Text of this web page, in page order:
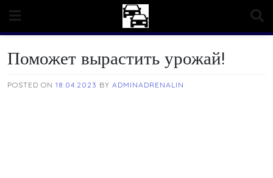
content
Поможет вырастить урожай!
POSTED ON 18.04.2023 BY ADMINADRENALIN